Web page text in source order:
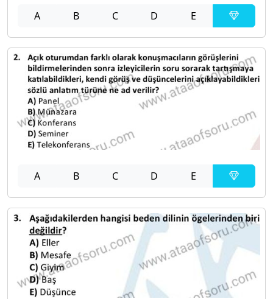
A B C D E
A B C D E